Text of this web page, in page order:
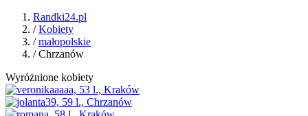
Randki24.pl
/Kobiety
/małopolskie
/ Chrzanów
Wyróżnione kobiety